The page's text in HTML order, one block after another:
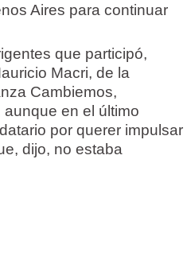
Aires para continuar
que participó,
Macri, de la
Cambiemos,
en el último
por querer impulsar
dijo, no estaba